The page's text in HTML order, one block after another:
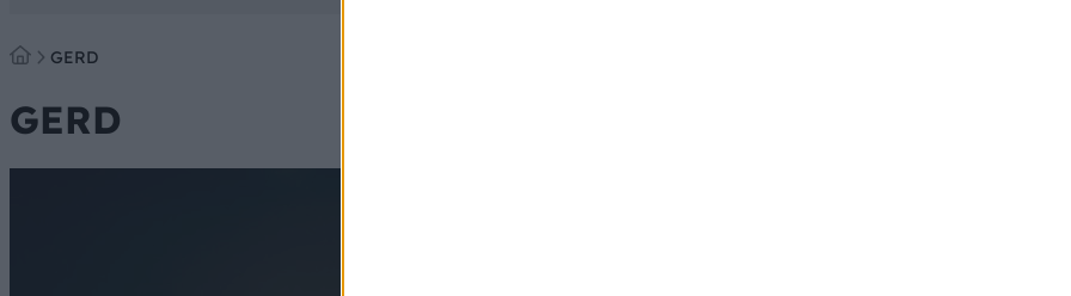
GERD
GERD